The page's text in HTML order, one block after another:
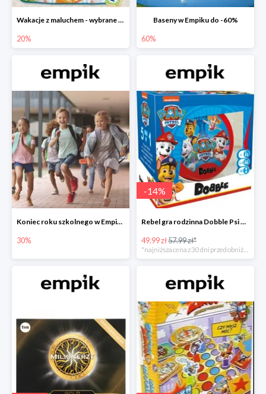
Wakacje z maluchem - wybrane zabawki Fisher-Price w Empiku-20%
20%
Baseny w Empiku do -60%
60%
Koniec roku szkolnego w Empiku - prezenty dla dzieci i nauczycieli do -30%
30%
-14%
Rebel gra rodzinna Dobble Psi Patrol w Empiku Premium
49.99 zł57.99 zł*